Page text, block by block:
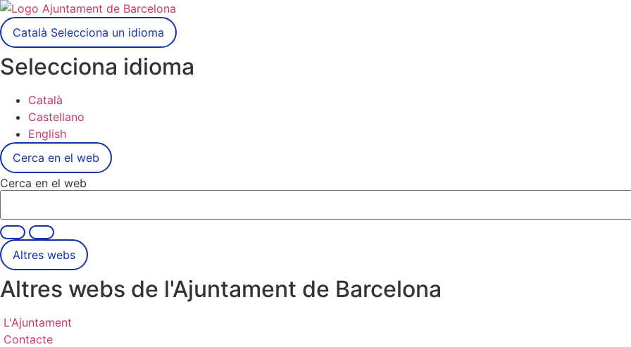
Català Selecciona un idioma
Selecciona idioma
Català
Castellano
English
Cerca en el web
Cerca en el web
Altres webs
Altres webs de l'Ajuntament de Barcelona
L'Ajuntament
Contacte